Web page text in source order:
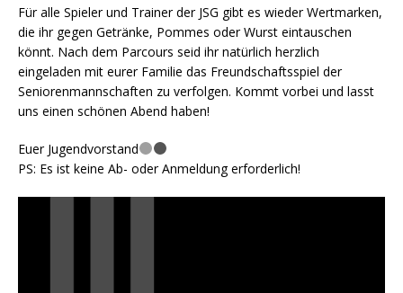
Für alle Spieler und Trainer der JSG gibt es wieder Wertmarken,
die ihr gegen Getränke, Pommes oder Wurst eintauschen
könnt. Nach dem Parcours seid ihr natürlich herzlich
eingeladen mit eurer Familie das Freundschaftsspiel der
Seniorenmannschaften zu verfolgen. Kommt vorbei und lasst
uns einen schönen Abend haben!
Euer Jugendvorstand
PS: Es ist keine Ab- oder Anmeldung erforderlich!